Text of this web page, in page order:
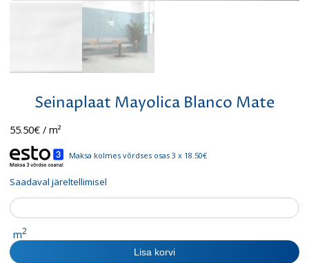
Seinaplaat Mayolica Blanco Mate
55.50€/ m²
Maksa kolmes võrdses osas 3 x 18.50€
Saadaval järeltellimisel
Seinaplaat
Mayolica
Blanco
Mate
kogus
m2
Lisa korvi